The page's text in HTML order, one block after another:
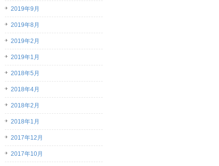
2019年9月
2019年8月
2019年2月
2019年1月
2018年5月
2018年4月
2018年2月
2018年1月
2017年12月
2017年10月